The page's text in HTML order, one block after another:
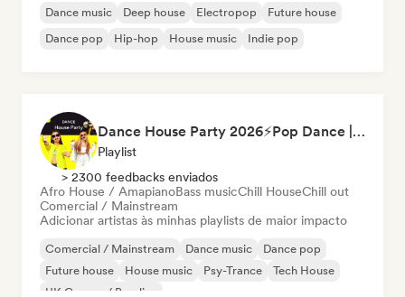
Dance music Deep house Electropop
Future house
Dance pop
Hip-hop House music Indie pop
Dance House Party 2026⚡️Pop Dance | EDM | Pop EDM | Dance | Electro House | Tech House | Eurodance
Playlist
> 2300 feedbacks enviados
Afro House / AmapianoBass musicChill HouseChill out
Comercial / Mainstream
Adicionar artistas às minhas playlists de maior impacto
Comercial / Mainstream Dance music
Dance pop
Future house
House music Psy-Trance
Tech House
UK Garage / Bassline